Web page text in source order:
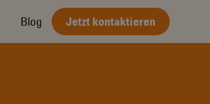
Blog Jetzt kontaktieren